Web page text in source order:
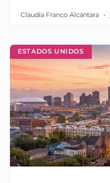
Claudia Franco Alcántara
ESTADOS UNIDOS